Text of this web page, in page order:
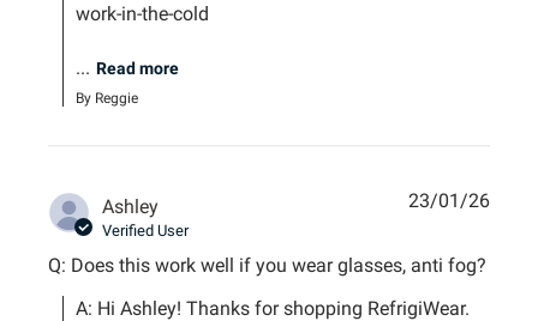
work-in-the-cold
... Read more
By Reggie
Ashley
Verified User
Q: Does this work well if you wear glasses, anti fog?
A: Hi Ashley! Thanks for shopping RefrigiWear.
23/01/26